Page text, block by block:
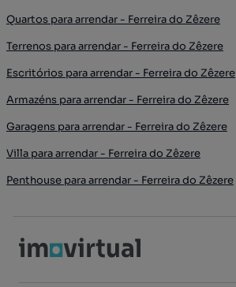
Quartos para arrendar - Ferreira do Zêzere
Terrenos para arrendar - Ferreira do Zêzere
Escritórios para arrendar - Ferreira do Zêzere
Armazéns para arrendar - Ferreira do Zêzere
Garagens para arrendar - Ferreira do Zêzere
Villa para arrendar - Ferreira do Zêzere
Penthouse para arrendar - Ferreira do Zêzere